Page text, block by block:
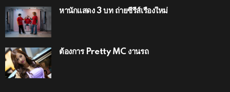
หานักแสดง 3 บท ถ่ายซีรีส์เรื่องใหม่
ต้องการ Pretty MC งานรถ